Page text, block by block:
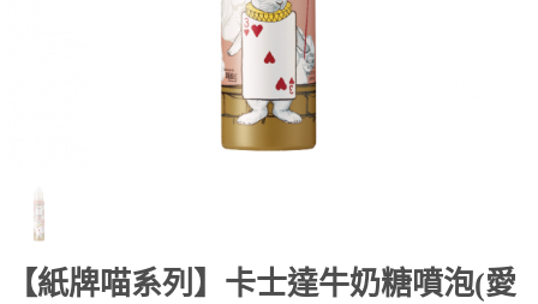
【紙牌喵系列】卡士達牛奶糖噴泡(愛